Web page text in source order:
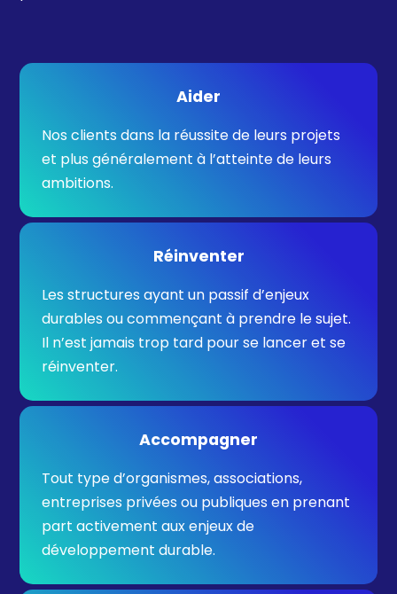
Aider
Nos clients dans la réussite de leurs projets
et plus généralement à l’atteinte de leurs
ambitions.
Réinventer
Les structures ayant un passif d’enjeux
durables ou commençant à prendre le sujet.
Il n’est jamais trop tard pour se lancer et se
réinventer.
Accompagner
Tout type d’organismes, associations,
entreprises privées ou publiques en prenant
part activement aux enjeux de
développement durable.